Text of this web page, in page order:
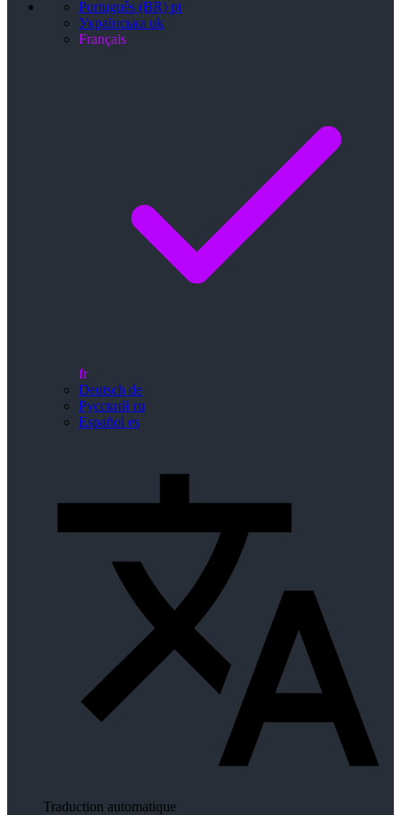
Português (BR) pt
Українська uk
Français
fr
Deutsch de
Русский ru
Español es
Traduction automatique